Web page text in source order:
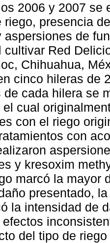
2006 y 2007 se
riego, presencia
aspersiones de
cultivar Red
Chihuahua,
cinco hileras de
de cada hilera se
el cual
con el riego
con
y kresoxim
marcó la mayor
presentado,
la intensidad de
efectos
del tipo de